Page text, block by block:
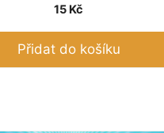
15 Kč
Přidat do košíku